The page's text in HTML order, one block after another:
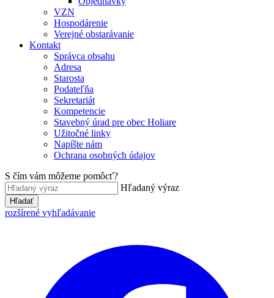
VZN
Hospodárenie
Verejné obstarávanie
Kontakt
Správca obsahu
Adresa
Starosta
Podateľňa
Sekretariát
Kompetencie
Stavebný úrad pre obec Holiare
Užitočné linky
Napíšte nám
Ochrana osobných údajov
S čím vám môžeme pomôcť?
Hľadaný výraz
Hľadať
rozšírené vyhľadávanie